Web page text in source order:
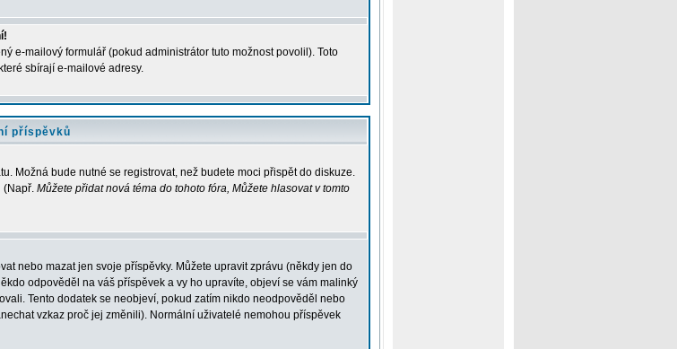
e-mailový formulář (pokud administrátor tuto možnost povolil). Toto
sbírají e-mailové adresy.
příspěvků
Možná bude nutné se registrovat, než budete moci přispět do diskuze.
(Např. Můžete přidat nová téma do tohoto fóra, Můžete hlasovat v tomto
nebo mazat jen svoje příspěvky. Můžete upravit zprávu (někdy jen do
odpověděl na váš příspěvek a vy ho upravíte, objeví se vám malinký
Tento dodatek se neobjeví, pokud zatím nikdo neodpověděl nebo
vzkaz proč jej změnili). Normální uživatelé nemohou příspěvek